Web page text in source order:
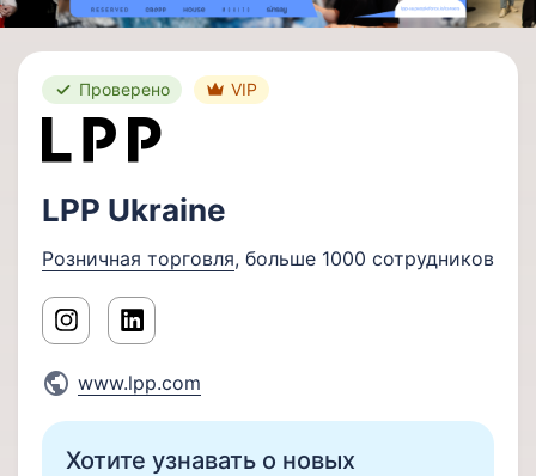
Проверено VIP
LPP Ukraine
Розничная торговля, больше 1000 сотрудников
www.lpp.com
Хотите узнавать о новых